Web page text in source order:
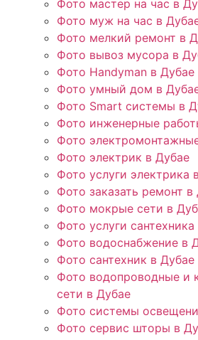
Фото мастер на час в
Фото муж на час в
Фото мелкий ремонт в
Фото вывоз мусора в
Фото Handyman в Дубае
Фото умный дом в
Фото Smart системы в
Фото инженерные
Фото
Фото электрик в Дубае
Фото услуги электрика
Фото заказать ремонт в
Фото мокрые сети в
Фото услуги
Фото водоснабжение в
Фото сантехник в Дубае
Фото водопроводные и
сети в Дубае
Фото системы
Фото сервис шторы в